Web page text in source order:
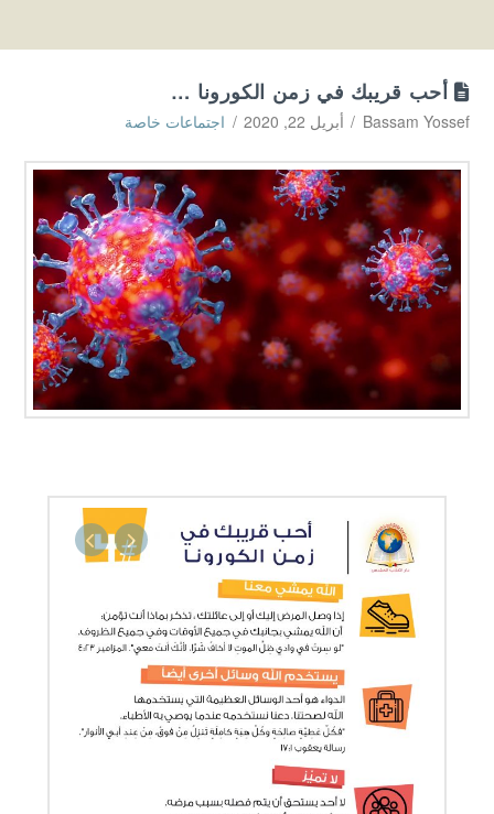
أحب قريبك في زمن الكورونا …
Bassam Yossef أبريل 22, 2020 اجتماعات خاصة